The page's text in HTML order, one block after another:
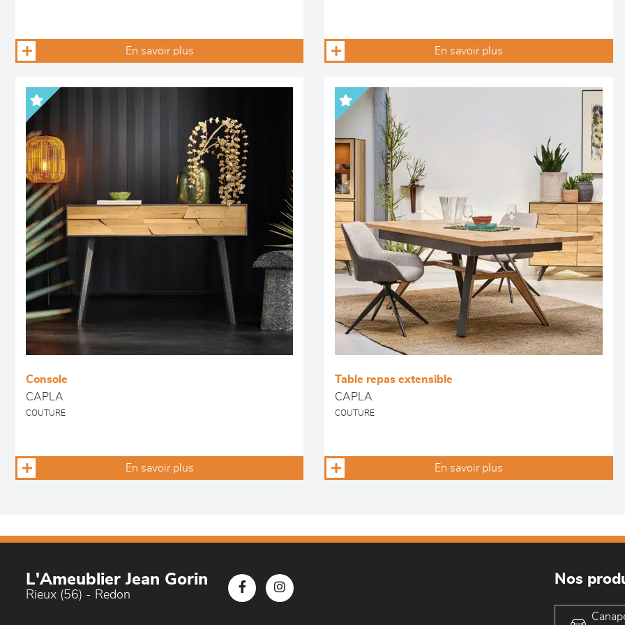
En savoir plus En savoir plus
Console
CAPLA
COUTURE
En savoir plus
Table repas extensible
CAPLA
COUTURE
En savoir plus
L'Ameublier Jean Gorin
Rieux (56) - Redon
Nos